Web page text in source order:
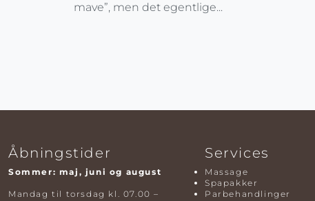
mave”, men det egentlige...
Åbningstider
Sommer: maj, juni og august
Mandag til torsdag kl. 07.00 –
Services
Massage
Spapakker
Parbehandlinger